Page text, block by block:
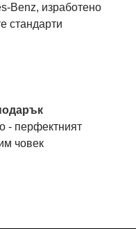
Benz, изработено
стандарти
- перфектният
човек